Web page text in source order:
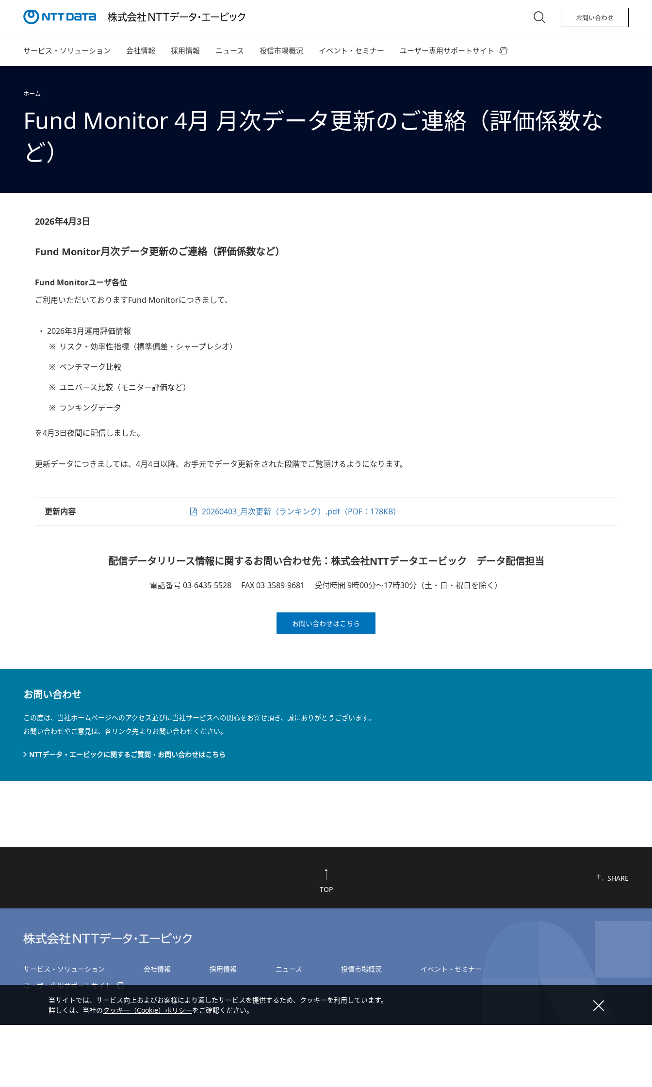
お問い合わせ
サービス・ソリューション 会社情報 採用情報 ニュース 投信市場概況 イベント・セミナー ユーザー専用サポートサイト
ホーム
Fund Monitor 4月 月次データ更新のご連絡（評価係数な
ど）
2026年4月3日
Fund Monitor月次データ更新のご連絡（評価係数など）
Fund Monitorユーザ各位
ご利用いただいておりますFund Monitorにつきまして、
2026年3月運用評価情報
※ リスク・効率性指標（標準偏差・シャープレシオ）
※ ベンチマーク比較
※ ユニバース比較（モニター評価など）
※ ランキングデータ
を4月3日夜間に配信しました。
更新データにつきましては、4月4日以降、お手元でデータ更新をされた段階でご覧頂けるようになります。
更新内容 20260403_月次更新（ランキング）.pdf（PDF：178KB）
配信データリリース情報に関するお問い合わせ先：株式会社NTTデータエービック データ配信担当
電話番号 03-6435-5528 FAX 03-3589-9681 受付時間 9時00分～17時30分（土・日・祝日を除く）
お問い合わせはこちら
お問い合わせ
この度は、当社ホームページへのアクセス並びに当社サービスへの関心をお寄せ頂き、誠にありがとうございます。
お問い合わせやご意見は、各リンク先よりお問い合わせください。
NTTデータ・エービックに関するご質問・お問い合わせはこちら
TOP
SHARE
サービス・ソリューション 会社情報 採用情報 ニュース 投信市場概況
イベント・セミナー
ユーザー専用サポートサイト
当サイトでは、サービス向上およびお客様により適したサービスを提供するため、クッキーを利用しています。
詳しくは、当社のクッキー（Cookie）ポリシーをご確認ください。